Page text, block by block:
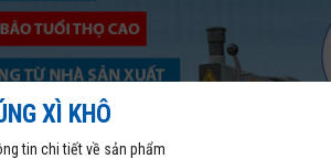
XÌ KHÔ
tin chi tiết về sản phẩm